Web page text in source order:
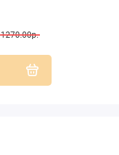
1270.00р.